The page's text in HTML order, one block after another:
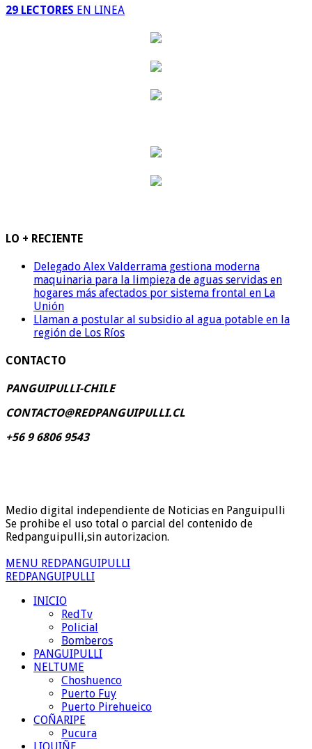
29 LECTORES EN LINEA
LO + RECIENTE
Delegado Alex Valderrama gestiona moderna
maquinaria para la limpieza de aguas servidas en
hogares más afectados por sistema frontal en La
Unión
Llaman a postular al subsidio al agua potable en la
región de Los Ríos
CONTACTO
PANGUIPULLI-CHILE
CONTACTO@REDPANGUIPULLI.CL
+56 9 6806 9543
Medio digital independiente de Noticias en Panguipulli
Se prohibe el uso total o parcial del contenido de
Redpanguipulli,sin autorizacion.
MENU REDPANGUIPULLI
REDPANGUIPULLI
INICIO
RedTv
Policial
Bomberos
PANGUIPULLI
NELTUME
Choshuenco
Puerto Fuy
Puerto Pirehueico
COÑARIPE
Pucura